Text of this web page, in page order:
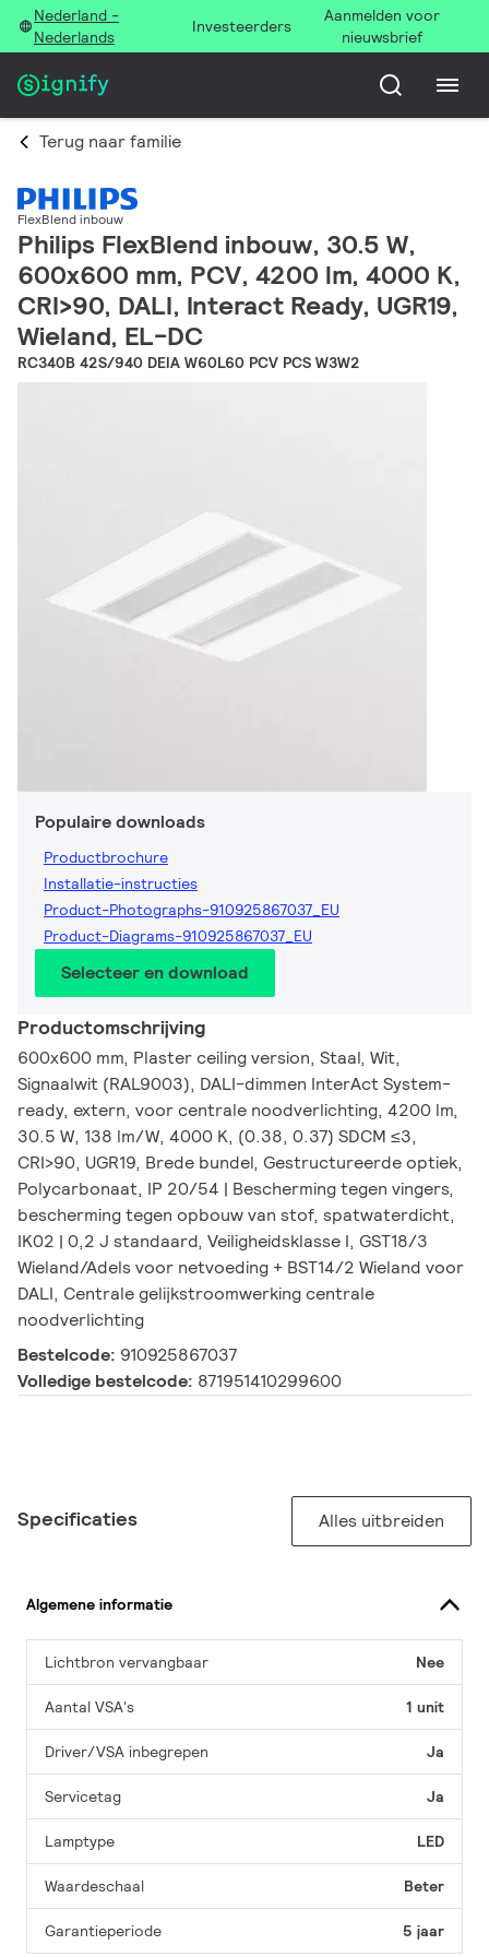
Nederland -
Nederlands
Investeerders
Aanmelden voor
nieuwsbrief
Terug naar familie
FlexBlend inbouw
Philips FlexBlend inbouw, 30.5 W,
600x600 mm, PCV, 4200 lm, 4000 K,
CRI>90, DALI, Interact Ready, UGR19,
Wieland, EL-DC
RC340B 42S/940 DEIA W60L60 PCV PCS W3W2
Populaire downloads
Productbrochure
Installatie-instructies
Product-Photographs-910925867037_EU
Product-Diagrams-910925867037_EU
Selecteer en download
Productomschrijving
600x600 mm, Plaster ceiling version, Staal, Wit,
Signaalwit (RAL9003), DALI-dimmen InterAct System-
ready, extern, voor centrale noodverlichting, 4200 lm,
30.5 W, 138 lm/W, 4000 K, (0.38, 0.37) SDCM ≤3,
CRI>90, UGR19, Brede bundel, Gestructureerde optiek,
Polycarbonaat, IP 20/54 | Bescherming tegen vingers,
bescherming tegen opbouw van stof, spatwaterdicht,
IK02 | 0,2 J standaard, Veiligheidsklasse I, GST18/3
Wieland/Adels voor netvoeding + BST14/2 Wieland voor
DALI, Centrale gelijkstroomwerking centrale
noodverlichting
Bestelcode: 910925867037
Volledige bestelcode: 871951410299600
Specificaties Alles uitbreiden
Algemene informatie
Lichtbron vervangbaar Nee
Aantal VSA's 1 unit
Driver/VSA inbegrepen Ja
Servicetag Ja
Lamptype LED
Waardeschaal Beter
Garantieperiode 5 jaar